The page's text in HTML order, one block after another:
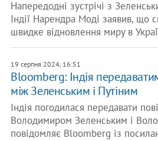
Напередодні зустрічі з
Індії Нарендра Моді заявив, що
швидке відновлення миру в
19 серпня 2024, 16:51
Bloomberg: Індія
між Зеленським і Путіним
Індія погодилася передавати
Володимиром Зеленським і
повідомляє Bloomberg із